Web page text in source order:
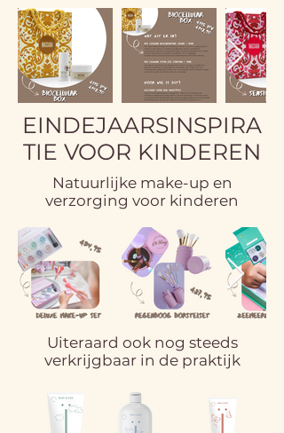
EINDEJAARSINSPIRA
TIE VOOR KINDEREN
Natuurlijke make-up en
verzorging voor kinderen
Uiteraard ook nog steeds
verkrijgbaar in de praktijk